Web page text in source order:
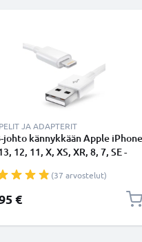
JA ADAPTERIT
johto kännykkään Apple iPhone
12, 11, X, XS, XR, 8, 7, SE -
datakaapeli
(37 arvostelut)
€